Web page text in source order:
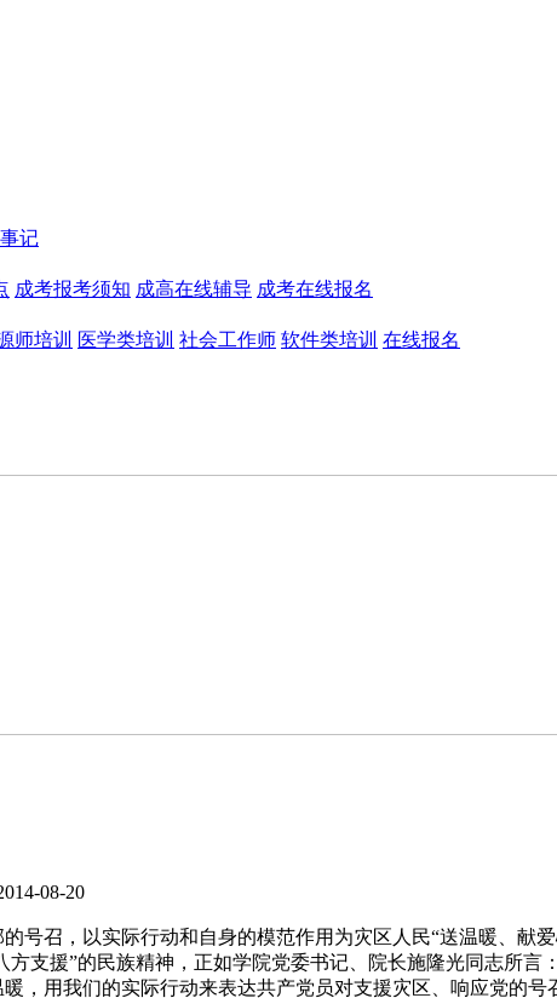
记
成考报考须知 成高在线辅导 成考在线报名
师培训 医学类培训 社会工作师 软件类培训 在线报名
08-20
召，以实际行动和自身的模范作用为灾区人民“送温暖、献
支援”的民族精神，正如学院党委书记、院长施隆光同志所
，用我们的实际行动来表达共产党员对支援灾区、响应党的号